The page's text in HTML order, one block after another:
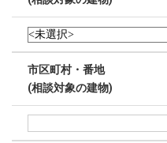
市区町村・番地
(相談対象の建物)